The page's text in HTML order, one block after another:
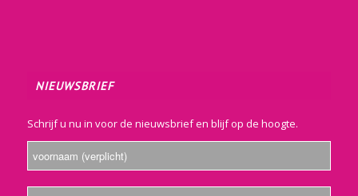
NIEUWSBRIEF
Schrijf u nu in voor de nieuwsbrief en blijf op de hoogte.